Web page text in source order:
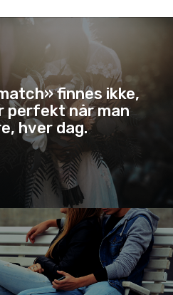
finnes ikke,
perfekt når man
hver dag.